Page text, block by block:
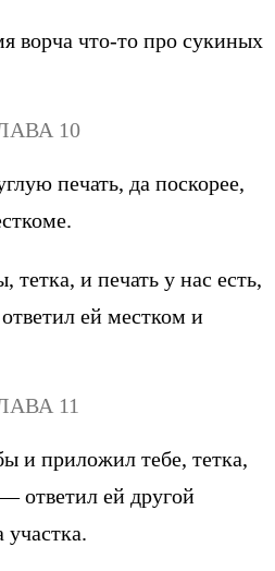
ворча что-то про сукиных
10
печать, да поскорее,
и печать у нас есть,
ей местком и
11
и приложил тебе, тетка,
ответил ей другой